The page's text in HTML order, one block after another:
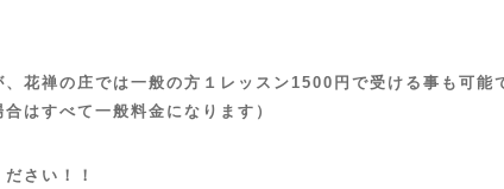
花禅の庄では一般の方１レッスン1500円で受ける事も可能
はすべて一般料金になります）
さい！！